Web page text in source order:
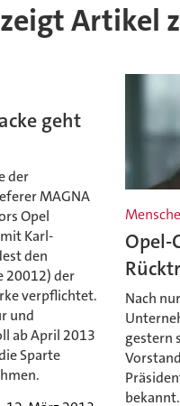
Artikel
geht
der
MAGNA
Opel
Karl-
den
20012) der
verpflichtet.
und
ab April 2013
Sparte
Opel-
Nach
gestern